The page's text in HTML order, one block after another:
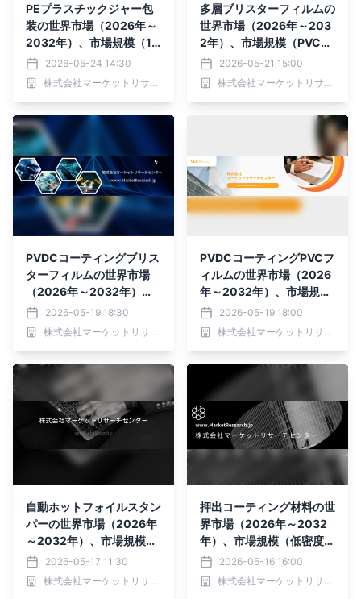
PEプラスチックジャー包
装の世界市場（2026年～
2032年）、市場規模（10
オンス以下、10～30オン
ス、30～60オンス、60
オンス以上）・分析レポー
2026-05-24 14:30
株式会社マーケットリサーチセンター
多層ブリスターフィルムの
世界市場（2026年～203
2年）、市場規模（PVC、
PET）・分析レポートを発
表
2026-05-21 15:00
株式会社マーケットリサーチセンター
PVDCコーティングブリス
ターフィルムの世界市場
（2026年～2032年）、
市場規模（PVCフィル
ム、PETフィルム、その
他）・分析レポートを発表
2026-05-19 18:30
株式会社マーケットリサーチセンター
PVDCコーティングPVCフ
ィルムの世界市場（2026
年～2032年）、市場規模
（両面コーティング、片面
コーティング）・分析レポ
ートを発表
2026-05-19 18:00
株式会社マーケットリサーチセンター
自動ホットフォイルスタン
パーの世界市場（2026年
～2032年）、市場規模
（フラット・フラット型、
ラウンド・フラット型、ラ
ウンド・ラウンド型）・分
2026-05-17 11:30
株式会社マーケットリサーチセンター
押出コーティング材料の世
界市場（2026年～2032
年）、市場規模（低密度ポ
リエチレン (LDPE)、エチ
レン酢酸ビニル (EVA)、
ポリプロピレン (PP)、ポ
2026-05-16 16:00
株式会社マーケットリサーチセンター